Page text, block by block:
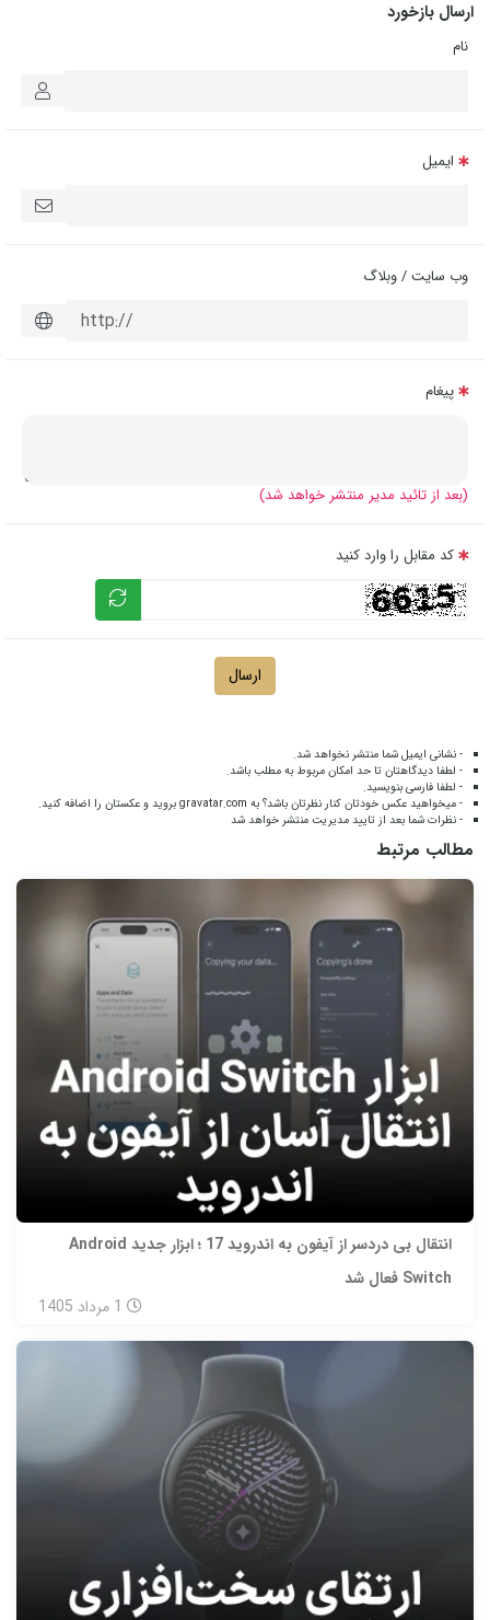
ارسال بازخورد
نام
ایمیل
وب سایت / وبلاگ
پیغام
(بعد از تائید مدیر منتشر خواهد شد)
کد مقابل را وارد کنید
ارسال
- نشانی ایمیل شما منتشر نخواهد شد.
- لطفا دیدگاهتان تا حد امکان مربوط به مطلب باشد.
- لطفا فارسی بنویسید.
- میخواهید عکس خودتان کنار نظرتان باشد؟ به gravatar.com بروید و عکستان را اضافه کنید.
- نظرات شما بعد از تایید مدیریت منتشر خواهد شد
مطالب مرتبط
انتقال بی‌ دردسر از آیفون به اندروید 17 ؛ ابزار جدید Android
Switch فعال شد
1 مرداد 1405